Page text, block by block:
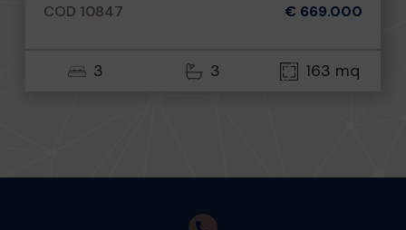
COD 10847 € 669.000
3 3 163 mq